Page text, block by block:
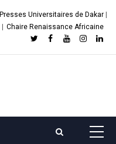
Presses Universitaires de Dakar
Chaire Renaissance Africaine